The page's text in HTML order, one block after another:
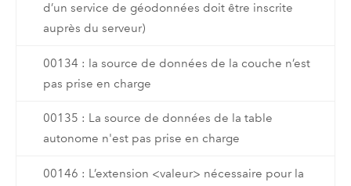
d’un service de géodonnées doit être inscrite
auprès du serveur)
00134 : la source de données de la couche n’est
pas prise en charge
00135 : La source de données de la table
autonome n'est pas prise en charge
00146 : L’extension <valeur> nécessaire pour la